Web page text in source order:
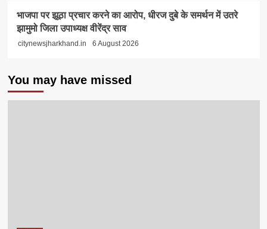
भाजपा पर झूठा प्रचार करने का आरोप, धीरज दुबे के समर्थन में उतरे
झामुमो जिला उपाध्यक्ष वीरेंद्र साव
citynewsjharkhand.in 6 August 2026
You may have missed